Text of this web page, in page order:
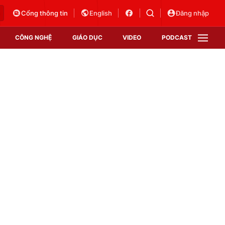
Cổng thông tin English Đăng nhập
CÔNG NGHỆ GIÁO DỤC VIDEO PODCAST